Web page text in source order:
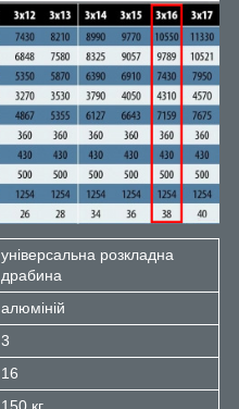
універсальна розкладна
драбина
алюміній
3
16